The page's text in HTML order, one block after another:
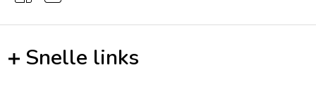
Snelle links